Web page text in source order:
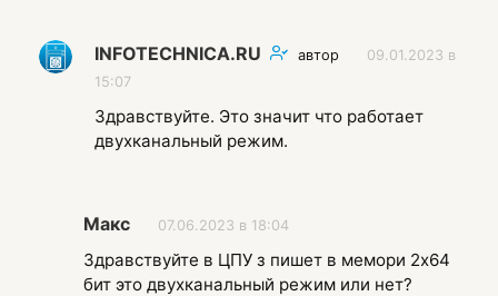
INFOTECHNICA.RU автор
09.01.2023 в
15:07
Здравствуйте. Это значит что работает
двухканальный режим.
Макс 07.06.2023 в 18:04
Здравствуйте в ЦПУ з пишет в мемори 2х64
бит это двухканальный режим или нет?